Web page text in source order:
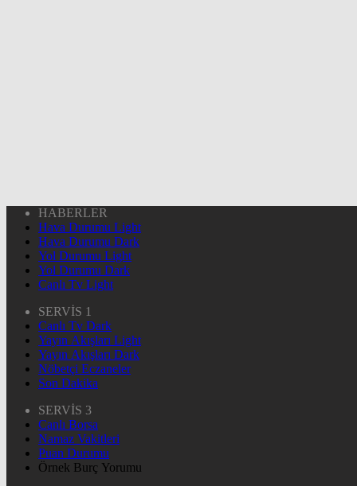
HABERLER
Hava Durumu Light
Hava Durumu Dark
Yol Durumu Light
Yol Durumu Dark
Canlı Tv Light
SERVİS 1
Canlı Tv Dark
Yayın Akışları Light
Yayın Akışları Dark
Nöbetçi Eczaneler
Son Dakika
SERVİS 3
Canlı Borsa
Namaz Vakitleri
Puan Durumu
Örnek Burç Yorumu